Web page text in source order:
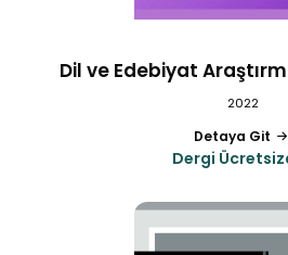
Dil ve Edebiyat
2022
Detaya Git
Dergi